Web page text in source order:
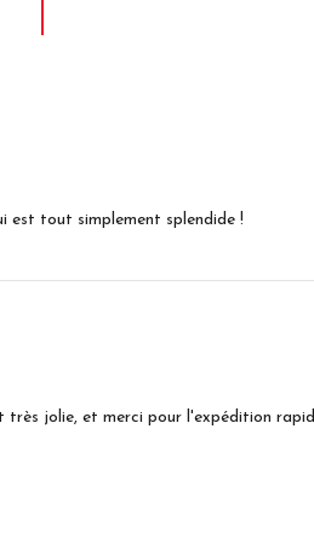
est tout simplement splendide !
très jolie, et merci pour l'expédition